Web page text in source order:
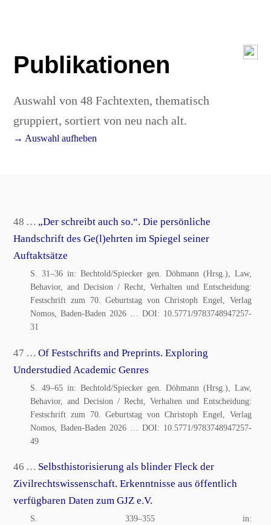
Publikationen
Auswahl von 48 Fachtexten, thematisch
gruppiert, sortiert von neu nach alt.
→ Auswahl aufheben
48 … „Der schreibt auch so.“. Die persönliche
Handschrift des Ge(l)ehrten im Spiegel seiner
Auftaktsätze
S. 31–36 in: Bechtold/Spiecker gen. Döhmann (Hrsg.), Law,
Behavior, and Decision / Recht, Verhalten und Entscheidung:
Festschrift zum 70. Geburtstag von Christoph Engel, Verlag
Nomos, Baden-Baden 2026… DOI: 10.5771/9783748947257-
31
47 …Of Festschrifts and Preprints. Exploring
Understudied Academic Genres
S. 49–65 in: Bechtold/Spiecker gen. Döhmann (Hrsg.), Law,
Behavior, and Decision / Recht, Verhalten und Entscheidung:
Festschrift zum 70. Geburtstag von Christoph Engel, Verlag
Nomos, Baden-Baden 2026… DOI: 10.5771/9783748947257-
49
46 … Selbsthistorisierung als blinder Fleck der
Zivilrechtswissenschaft. Erkenntnisse aus öffentlich
verfügbaren Daten zum GJZ e.V.
S. 339–355 in: